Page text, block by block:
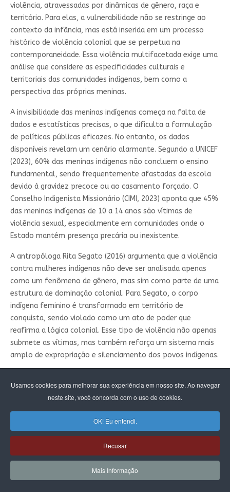
Usamos cookies para melhorar sua experiência em nosso site. Ao navegar
neste site, você concorda com o uso de cookies.
OK! Eu entendi.
Recusar
Mais Informação
violência, atravessadas por dinâmicas de gênero, raça e
território. Para elas, a vulnerabilidade não se restringe ao
contexto da infância, mas está inserida em um processo
histórico de violência colonial que se perpetua na
contemporaneidade. Essa violência multifacetada exige uma
análise que considere as especificidades culturais e
territoriais das comunidades indígenas, bem como a
perspectiva das próprias meninas.
A invisibilidade das meninas indígenas começa na falta de
dados e estatísticas precisas, o que dificulta a formulação
de políticas públicas eficazes. No entanto, os dados
disponíveis revelam um cenário alarmante. Segundo a UNICEF
(2023), 60% das meninas indígenas não concluem o ensino
fundamental, sendo frequentemente afastadas da escola
devido à gravidez precoce ou ao casamento forçado. O
Conselho Indigenista Missionário (CIMI, 2023) aponta que 45%
das meninas indígenas de 10 a 14 anos são vítimas de
violência sexual, especialmente em comunidades onde o
Estado mantém presença precária ou inexistente.
A antropóloga Rita Segato (2016) argumenta que a violência
contra mulheres indígenas não deve ser analisada apenas
como um fenômeno de gênero, mas sim como parte de uma
estrutura de dominação colonial. Para Segato, o corpo
indígena feminino é transformado em território de
conquista, sendo violado como um ato de poder que
reafirma a lógica colonial. Esse tipo de violência não apenas
submete as vítimas, mas também reforça um sistema mais
amplo de expropriação e silenciamento dos povos indígenas.
evidente. A invasão de territórios indígenas por garimpeiros,
fazendeiros e outros agentes externos contribui para a
violência contra meninas indígenas. Nesses contextos, a
ausência do Estado e a impunidade encorajam a exploração
sexual e outras formas de violência.
Além da violência sexual, o racismo institucional contribui
para a manutenção da impunidade e da negligência em
relação às meninas indígenas. Dados do Ministério Público